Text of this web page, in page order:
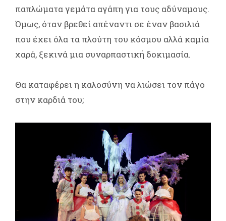
παπλώματα γεμάτα αγάπη για τους αδύναμους.
Όμως, όταν βρεθεί απέναντι σε έναν βασιλιά
που έχει όλα τα πλούτη του κόσμου αλλά καμία
χαρά, ξεκινά μια συναρπαστική δοκιμασία.
Θα καταφέρει η καλοσύνη να λιώσει τον πάγο
στην καρδιά του;